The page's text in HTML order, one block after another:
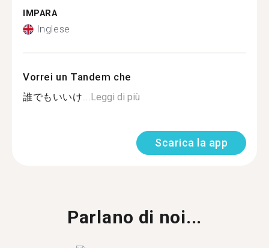
IMPARA
Inglese
Vorrei un Tandem che
誰でもいいけ...Leggi di più
Scarica la app
Parlano di noi...